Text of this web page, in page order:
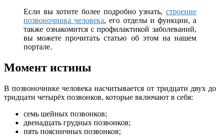
Если вы хотите более подробно узнать, строение
позвоночника человека, его отделы и функции, а
также ознакомится с профилактикой заболеваний,
вы можете прочитать статью об этом на нашем
портале.
Момент истины
В позвоночнике человека насчитывается от тридцати двух до
тридцати четырёх позвонков, которые включают в себя:
семь шейных позвонков;
двенадцать грудных позвонков;
пять поясничных позвонков;